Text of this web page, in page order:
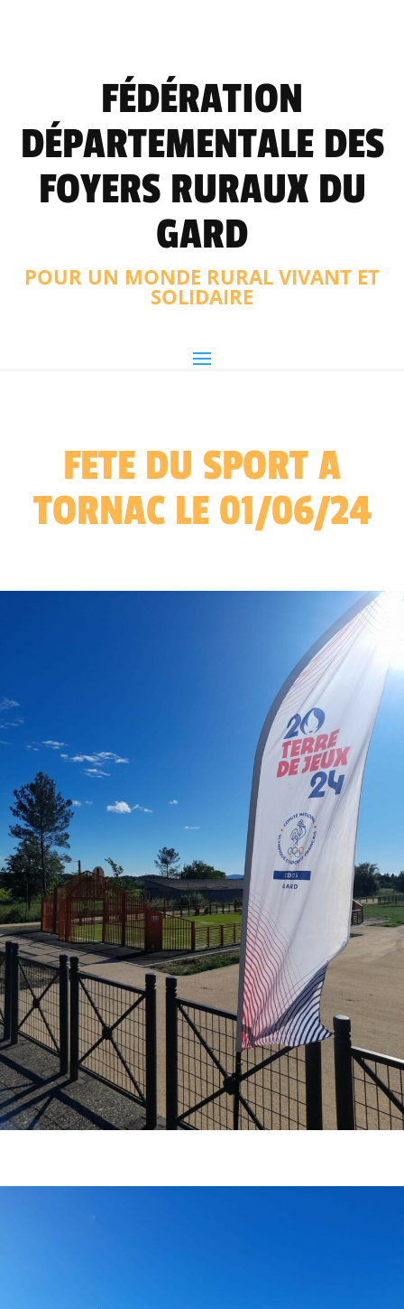
FÉDÉRATION
DÉPARTEMENTALE DES
FOYERS RURAUX DU
GARD
POUR UN MONDE RURAL VIVANT ET
SOLIDAIRE
FETE DU SPORT A
TORNAC LE 01/06/24